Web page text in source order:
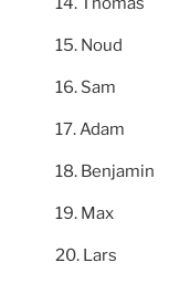
Noud
Sam
Adam
Benjamin
Max
Lars